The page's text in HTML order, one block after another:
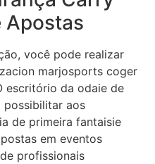
Apostas
você pode realizar
marjosports coger
escritório da odaie de
possibilitar aos
de primeira fantaisie
em eventos
profissionais